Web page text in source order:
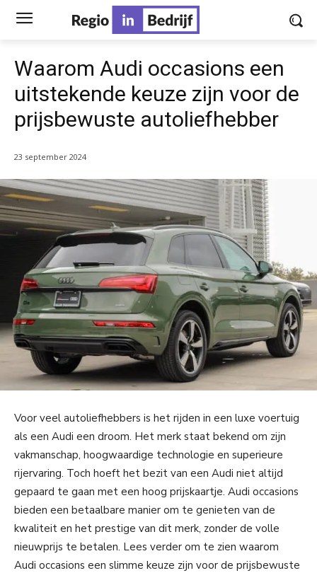
Waarom Audi occasions een
uitstekende keuze zijn voor de
prijsbewuste autoliefhebber
23 september 2024
Voor veel autoliefhebbers is het rijden in een luxe voertuig
als een Audi een droom. Het merk staat bekend om zijn
vakmanschap, hoogwaardige technologie en superieure
rijervaring. Toch hoeft het bezit van een Audi niet altijd
gepaard te gaan met een hoog prijskaartje. Audi occasions
bieden een betaalbare manier om te genieten van de
kwaliteit en het prestige van dit merk, zonder de volle
nieuwprijs te betalen. Lees verder om te zien waarom
Audi occasions een slimme keuze zijn voor de prijsbewuste